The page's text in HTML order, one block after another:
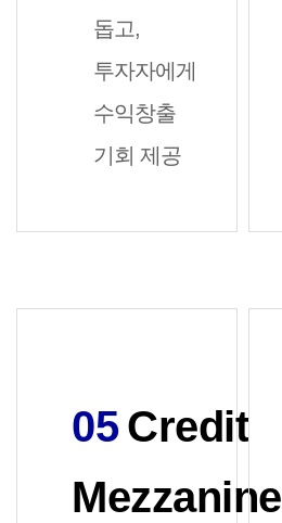
돕고,
투자자에게
수익창출
기회 제공
05 Credit
Mezzanine